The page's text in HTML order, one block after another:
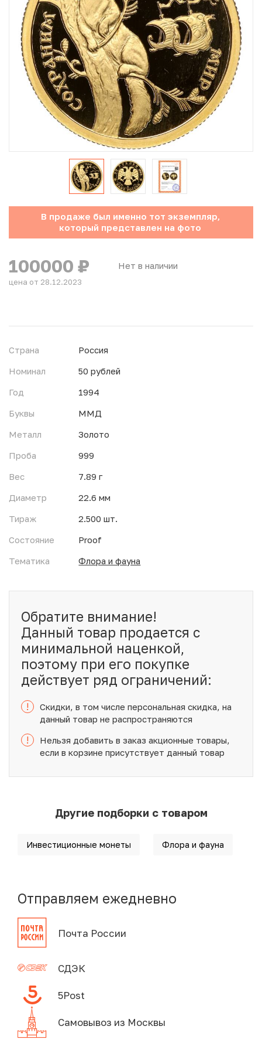
Юбилейные монеты Банка России (с 1999 года)
Памятные и инвестиционные монеты СССР и России
Иностранные монеты
Неофициальные выпуски монет (Unusual)
Античные и средневековые монеты
Инвестиционные монеты
В продаже был именно тот экземпляр,
который представлен на фото
Нет в наличии
100000 ₽
цена от 28.12.2023
Страна
Россия
Номинал
50 рублей
Год
1994
Буквы
ММД
Металл
Золото
Проба
999
Вес
7.89 г
Диаметр
22.6 мм
Тираж
2.500 шт.
Состояние
Proof
Тематика
Флора и фауна
Обратите внимание!
Данный товар продается с
минимальной наценкой,
поэтому при его покупке
действует ряд ограничений:
!
Скидки, в том числе персональная скидка, на
данный товар не распространяются
!
Нельзя добавить в заказ акционные товары,
если в корзине присутствует данный товар
Другие подборки с товаром
Инвестиционные монеты Флора и фауна
Отправляем ежедневно
Почта России
СДЭК
5Post
Самовывоз из Москвы